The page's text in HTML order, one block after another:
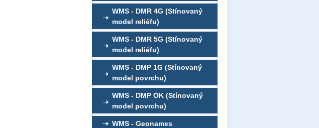
WMS - DMR 4G (Stínovaný
model reliéfu)
WMS - DMR 5G (Stínovaný
model reliéfu)
WMS - DMP 1G (Stínovaný
model povrchu)
WMS - DMP OK (Stínovaný
model povrchu)
WMS - Geonames